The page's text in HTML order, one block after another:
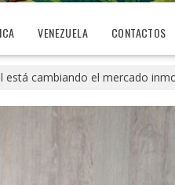
VENEZUELA CONTACTOS
está cambiando el mercado